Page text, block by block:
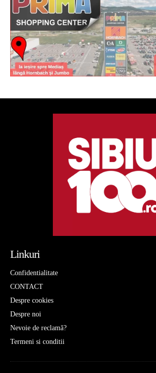
Linkuri
Confidentialitate
CONTACT
Despre cookies
Despre noi
Nevoie de reclamă?
Termeni si conditii